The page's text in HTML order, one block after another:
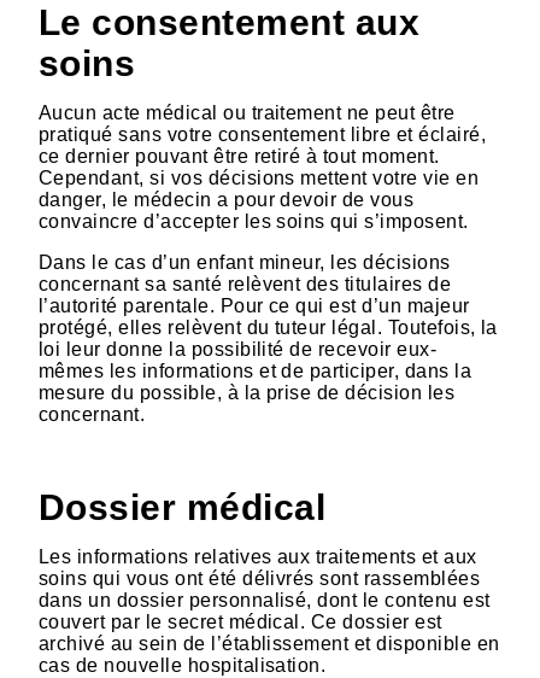
Le consentement aux
soins
Aucun acte médical ou traitement ne peut être
pratiqué sans votre consentement libre et éclairé,
ce dernier pouvant être retiré à tout moment.
Cependant, si vos décisions mettent votre vie en
danger, le médecin a pour devoir de vous
convaincre d’accepter les soins qui s’imposent.
Dans le cas d’un enfant mineur, les décisions
concernant sa santé relèvent des titulaires de
l’autorité parentale. Pour ce qui est d’un majeur
protégé, elles relèvent du tuteur légal. Toutefois, la
loi leur donne la possibilité de recevoir eux-
mêmes les informations et de participer, dans la
mesure du possible, à la prise de décision les
concernant.
Dossier médical
Les informations relatives aux traitements et aux
soins qui vous ont été délivrés sont rassemblées
dans un dossier personnalisé, dont le contenu est
couvert par le secret médical. Ce dossier est
archivé au sein de l’établissement et disponible en
cas de nouvelle hospitalisation.